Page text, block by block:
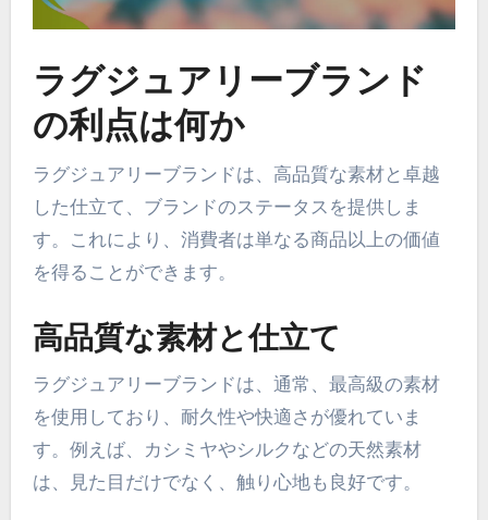
ラグジュアリーブランド
の利点は何か
ラグジュアリーブランドは、高品質な素材と卓越
した仕立て、ブランドのステータスを提供しま
す。これにより、消費者は単なる商品以上の価値
を得ることができます。
高品質な素材と仕立て
ラグジュアリーブランドは、通常、最高級の素材
を使用しており、耐久性や快適さが優れていま
す。例えば、カシミヤやシルクなどの天然素材
は、見た目だけでなく、触り心地も良好です。